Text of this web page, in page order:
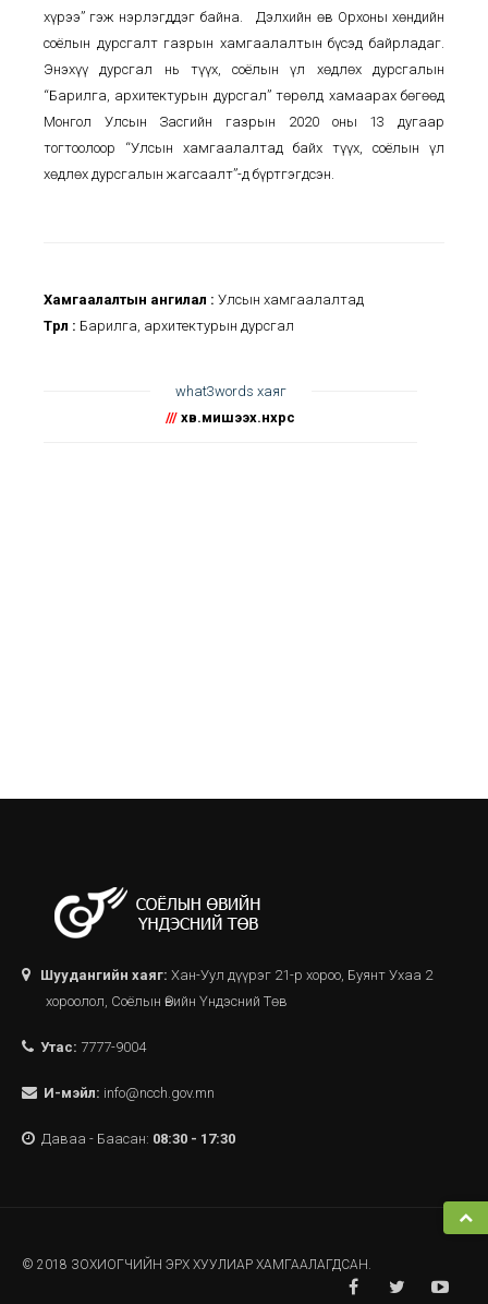
хүрээ” гэж нэрлэгддэг байна. Дэлхийн өв Орхоны хөндийн
соёлын дурсгалт газрын хамгаалалтын бүсэд байрладаг.
Энэхүү дурсгал нь түүх, соёлын үл хөдлөх дурсгалын
“Барилга, архитектурын дурсгал” төрөлд хамаарах бөгөөд
Монгол Улсын Засгийн газрын 2020 оны 13 дугаар
тогтоолоор “Улсын хамгаалалтад байх түүх, соёлын үл
хөдлөх дурсгалын жагсаалт”-д бүртгэгдсэн.
Хамгаалалтын ангилал : Улсын хамгаалалтад
Төрөл : Барилга, архитектурын дурсгал
what3words хаяг
/// хөвөө.мишээх.нөхрөөс
Шуудангийн хаяг: Хан-Уул дүүрэг 21-р хороо, Буянт Ухаа 2
хороолол, Соёлын Өвийн Үндэсний Төв
Утас: 7777-9004
И-мэйл: info@ncch.gov.mn
Даваа - Баасан: 08:30 - 17:30
© 2018 ЗОХИОГЧИЙН ЭРХ ХУУЛИАР ХАМГААЛАГДСАН.